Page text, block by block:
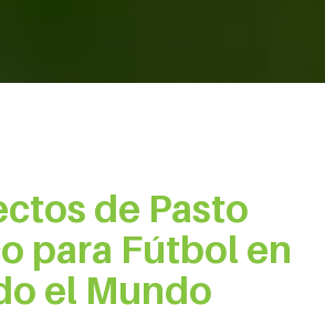
de Pasto
para Fútbol en
el Mundo